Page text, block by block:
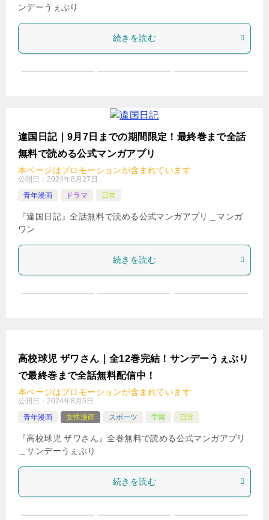
ンデーうぇぶり
続きを読む
違国日記｜9月7日までの期間限定！最終巻まで全話
無料で読める公式マンガアプリ
本ページはプロモーションが含まれています
公開日： 2024年8月27日
青年漫画
ドラマ 日常
『違国日記』全話無料で読める公式マンガアプリ＿マンガ
ワン
続きを読む
高校球児 ザワさん｜全12巻完結！サンデーうぇぶり
で最終巻まで全話無料配信中！
本ページはプロモーションが含まれています
公開日： 2024年8月5日
青年漫画
女性漫画 スポーツ 学園 日常
『高校球児 ザワさん』全巻無料で読める公式マンガアプリ
＿サンデーうぇぶり
続きを読む